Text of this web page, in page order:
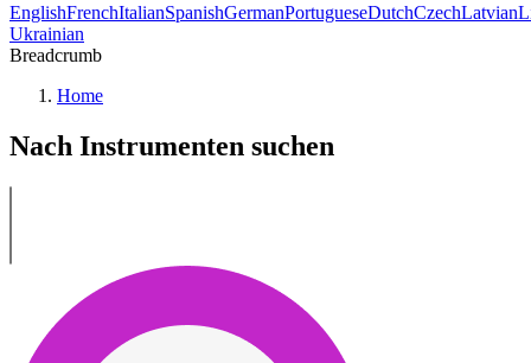
EnglishFrenchItalianSpanishGermanPortugueseDutchCzechLatvian
Ukrainian
Breadcrumb
Home
Nach Instrumenten suchen